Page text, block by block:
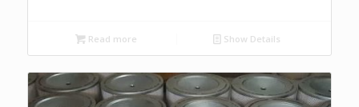
Read more Show Details